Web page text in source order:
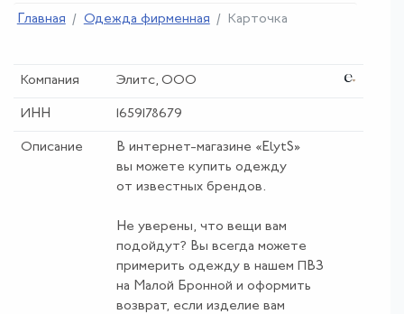
Главная Одежда фирменная Карточка
Компания Элитс, ООО
ИНН 1659178679
Описание
В интернет-магазине «ElytS»
вы можете купить одежду
от известных брендов.
Не уверены, что вещи вам
подойдут? Вы всегда можете
примерить одежду в нашем ПВЗ
на Малой Бронной и оформить
возврат, если изделие вам